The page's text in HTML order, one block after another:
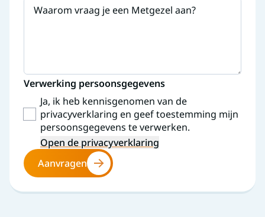
Waarom vraag je een Metgezel aan?
Verwerking persoonsgegevens
Ja, ik heb kennisgenomen van de
privacyverklaring en geef toestemming mijn
persoonsgegevens te verwerken.
Open de privacyverklaring
Aanvragen